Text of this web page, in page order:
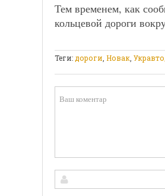
Тем временем, как
кольцевой дороги
Теги: дороги Новак